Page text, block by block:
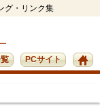
グ・リンク集
PCサイト